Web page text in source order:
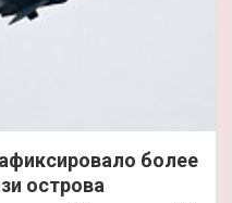
более
острова